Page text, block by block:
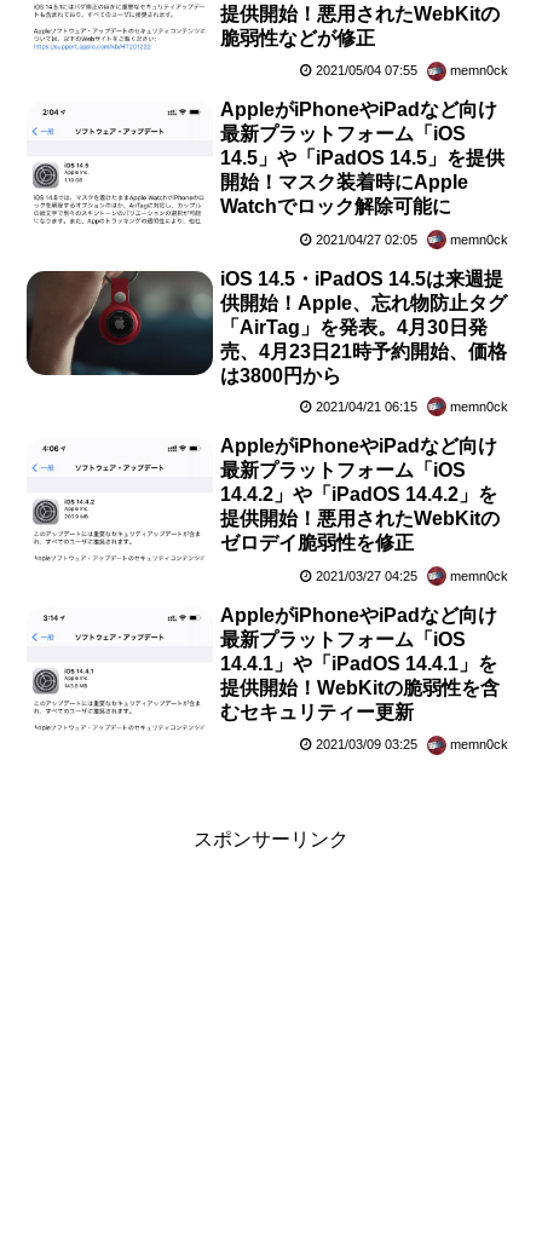
提供開始！悪用されたWebKitの
脆弱性などが修正
2021/05/04 07:55 memn0ck
AppleがiPhoneやiPadなど向け
最新プラットフォーム「iOS
14.5」や「iPadOS 14.5」を提供
開始！マスク装着時にApple
Watchでロック解除可能に
2021/04/27 02:05 memn0ck
iOS 14.5・iPadOS 14.5は来週提
供開始！Apple、忘れ物防止タグ
「AirTag」を発表。4月30日発
売、4月23日21時予約開始、価格
は3800円から
2021/04/21 06:15 memn0ck
AppleがiPhoneやiPadなど向け
最新プラットフォーム「iOS
14.4.2」や「iPadOS 14.4.2」を
提供開始！悪用されたWebKitの
ゼロデイ脆弱性を修正
2021/03/27 04:25 memn0ck
AppleがiPhoneやiPadなど向け
最新プラットフォーム「iOS
14.4.1」や「iPadOS 14.4.1」を
提供開始！WebKitの脆弱性を含
むセキュリティー更新
2021/03/09 03:25 memn0ck
スポンサーリンク